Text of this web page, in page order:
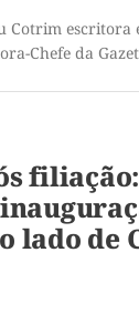
Cotrim escritora
Chefe da
lado de